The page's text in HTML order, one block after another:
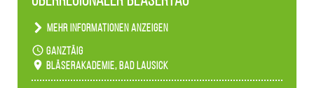
Mehr Informationen anzeigen
Teilnahme der Bläserklassen.
ganztäig
Bläserakademie, Bad Lausick